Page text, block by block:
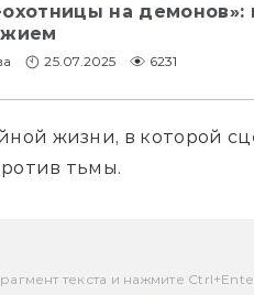
на демонов»:
25.07.2025 6231
жизни, в которой
тьмы.
текста и нажмите